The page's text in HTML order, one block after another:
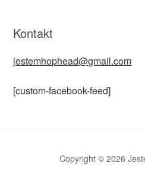
Kontakt
jestemhophead@gmail.com
[custom-facebook-feed]
Copyright © 2026